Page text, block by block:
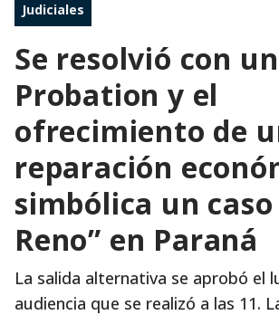
Judiciales
Se resolvió con
Probation y el
ofrecimiento de
reparación
simbólica un caso
Reno” en Paraná
La salida alternativa se aprobó el
audiencia que se realizó a las 11.